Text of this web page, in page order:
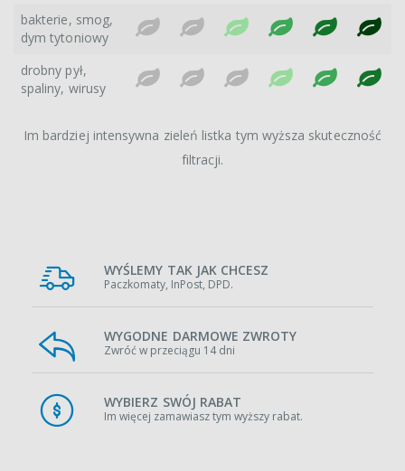
bakterie, smog,
dym tytoniowy
drobny pył,
spaliny, wirusy
Im bardziej intensywna zieleń listka tym wyższa skuteczność
filtracji.
WYŚLEMY TAK JAK CHCESZ
Paczkomaty, InPost, DPD.
WYGODNE DARMOWE ZWROTY
Zwróć w przeciągu 14 dni
WYBIERZ SWÓJ RABAT
Im więcej zamawiasz tym wyższy rabat.